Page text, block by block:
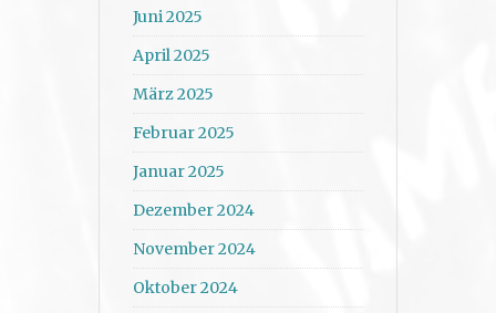
Juni 2025
April 2025
März 2025
Februar 2025
Januar 2025
Dezember 2024
November 2024
Oktober 2024